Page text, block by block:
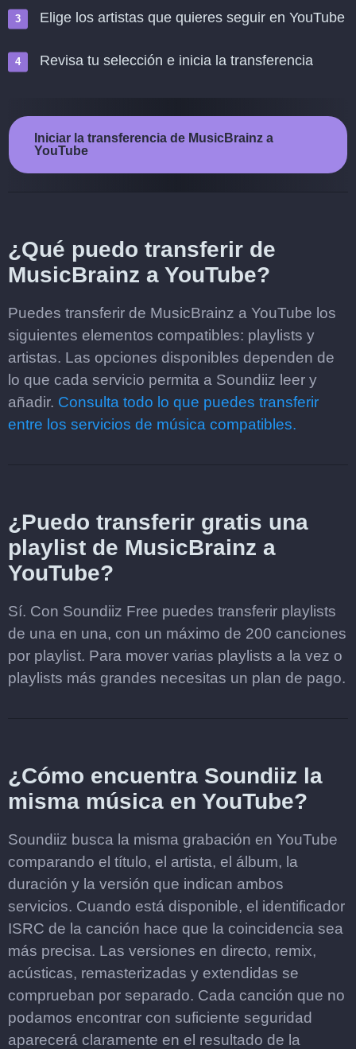
Elige los artistas que quieres seguir en YouTube
Revisa tu selección e inicia la transferencia
Iniciar la transferencia de MusicBrainz a
YouTube
¿Qué puedo transferir de
MusicBrainz a YouTube?
Puedes transferir de MusicBrainz a YouTube los
siguientes elementos compatibles: playlists y
artistas. Las opciones disponibles dependen de
lo que cada servicio permita a Soundiiz leer y
añadir. Consulta todo lo que puedes transferir
entre los servicios de música compatibles.
¿Puedo transferir gratis una
playlist de MusicBrainz a
YouTube?
Sí. Con Soundiiz Free puedes transferir playlists
de una en una, con un máximo de 200 canciones
por playlist. Para mover varias playlists a la vez o
playlists más grandes necesitas un plan de pago.
¿Cómo encuentra Soundiiz la
misma música en YouTube?
Soundiiz busca la misma grabación en YouTube
comparando el título, el artista, el álbum, la
duración y la versión que indican ambos
servicios. Cuando está disponible, el identificador
ISRC de la canción hace que la coincidencia sea
más precisa. Las versiones en directo, remix,
acústicas, remasterizadas y extendidas se
comprueban por separado. Cada canción que no
podamos encontrar con suficiente seguridad
aparecerá claramente en el resultado de la